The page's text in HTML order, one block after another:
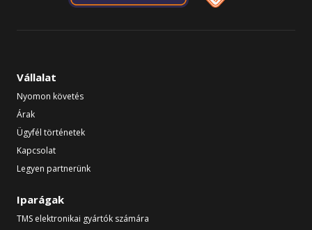
Vállalat
Nyomon követés
Árak
Ügyfél történetek
Kapcsolat
Legyen partnerünk
Iparágak
TMS elektronikai gyártók számára